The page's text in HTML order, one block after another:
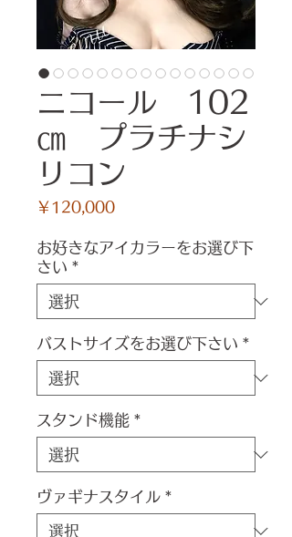
ニコール 102
㎝ プラチナシ
リコン
￥120,000価
お好きなアイカラーをお選び下
さい *
バストサイズをお選び下さい *
スタンド機能 *
ヴァギナスタイル *